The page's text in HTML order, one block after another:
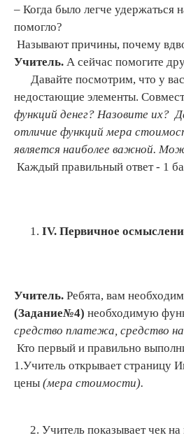
– Когда было легче удержаться
помогло?
Называют причины, почему
Учитель. А сейчас помогите
Давайте посмотрим, что у вас
недостающие элементы.
функций денег? Назовите их?
отличие функций мера
является наиболее важной.
Каждый правильный ответ - 1
IV. Первичное
Учитель. Ребята, вам
(Задание№4) необходимую
средство платежа, средство
Кто первый и правильно
1.Учитель открывает страницу
цены (мера стоимости).
Учитель показывает чек